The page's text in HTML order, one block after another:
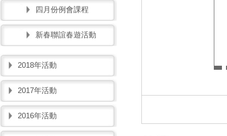
四月份例會課程
新春聯誼春遊活動
2018年活動
2017年活動
2016年活動